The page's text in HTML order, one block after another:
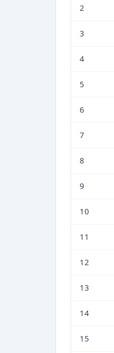
2
3
4
5
6
7
8
9
10
11
12
13
14
15